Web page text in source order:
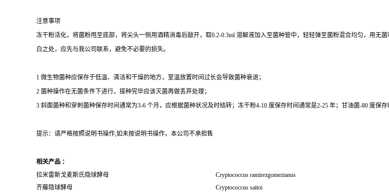
注意事项
冻干粉活化，将菌粉甩至底部，将尖头一侧用酒精消毒后敲开，取0.2-0.3ml 溶解液加入至菌种管中，轻轻弹至菌粉混合均匀，用
白之处，应先与我公司联系，避免不必要的损失。
1 微生物菌种应保存于低温、清洁和干燥的地方，室温放置时间过长会导致菌种衰退；
2 菌种操作在无菌条件下进行，接种完毕应该灭菌再做丢弃处理；
3 斜面菌种和穿刺菌种保存时间通常为3-6 个月，应根据菌种状况及时结转；冻干粉4-10 度保存时间通常是2-25 年；甘油菌-80 度保存
提示：请严格按照说明书操作,如未按说明书操作，本公司不承担售
相关产品 ：
拉米雷斯戈麦斯氏隐球酵母
Cryptococcus ramirezgomezianus
齐藤隐球酵母
Cryptococcus saitoi